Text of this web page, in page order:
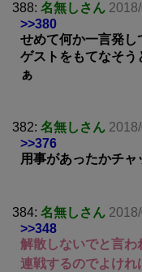
388: 名無しさん
>>380
せめて何か一言発
ゲストをもてなそう
ぁ
382: 名無しさん
>>376
用事があったかチ
384: 名無しさん
>>348
解散しないでと言わ
連戦するのでよけれ